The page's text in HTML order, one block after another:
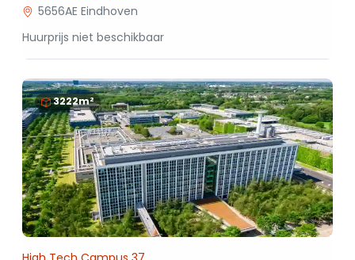
5656AE Eindhoven
Huurprijs niet beschikbaar
3222m²